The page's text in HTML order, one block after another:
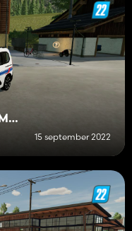
Citroën Berlingo XTR Police Municipale
15 september 2022